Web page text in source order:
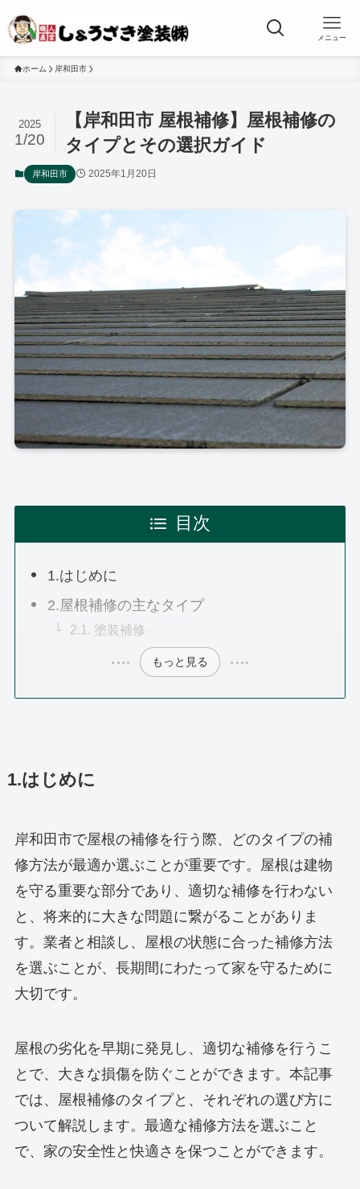
メニュー
ホーム 岸和田市
【岸和田市 屋根補修】屋根補修の
タイプとその選択ガイド
2025
1/20
岸和田市 2025年1月20日
目次
1.はじめに
2.屋根補修の主なタイプ
2.1. 塗装補修
もっと見る
1.はじめに
岸和田市で屋根の補修を行う際、どのタイプの補
修方法が最適か選ぶことが重要です。屋根は建物
を守る重要な部分であり、適切な補修を行わない
と、将来的に大きな問題に繋がることがありま
す。業者と相談し、屋根の状態に合った補修方法
を選ぶことが、長期間にわたって家を守るために
大切です。
屋根の劣化を早期に発見し、適切な補修を行うこ
とで、大きな損傷を防ぐことができます。本記事
では、屋根補修のタイプと、それぞれの選び方に
ついて解説します。最適な補修方法を選ぶこと
で、家の安全性と快適さを保つことができます。